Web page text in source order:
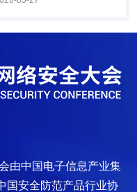
由中国电子信息产业集
国安全防范产品行业协